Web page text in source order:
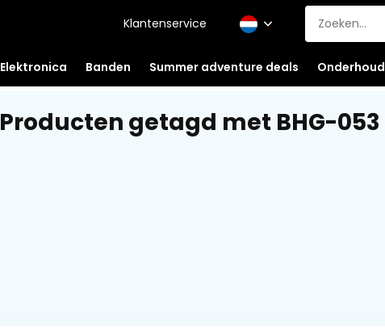
Klantenservice
Elektronica Banden Summer adventure deals Onderhoud
Producten getagd met BHG-053